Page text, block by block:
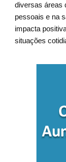
diversas áreas
pessoais e na
impacta
situações